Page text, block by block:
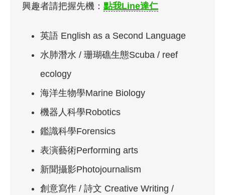
興趣者請把握先機：點我Line達仁
英語 English as a Second Language
水肺潛水 / 珊瑚礁生態Scuba / reef
ecology
海洋生物學Marine Biology
機器人科學Robotics
鑑識科學Forensics
表演藝術Performing arts
新聞攝影Photojournalism
創意寫作 / 詩文 Creative Writing /